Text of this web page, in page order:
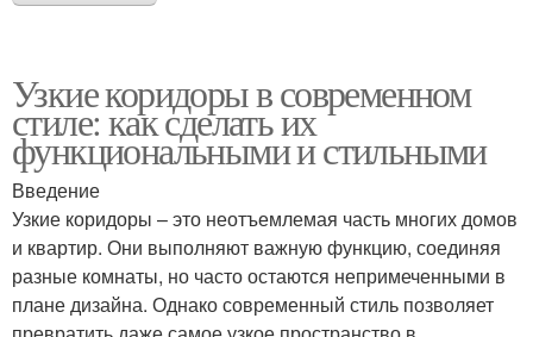
Узкие коридоры в современном
стиле: как сделать их
функциональными и стильными
Введение
Узкие коридоры – это неотъемлемая часть многих домов
и квартир. Они выполняют важную функцию, соединяя
разные комнаты, но часто остаются непримеченными в
плане дизайна. Однако современный стиль позволяет